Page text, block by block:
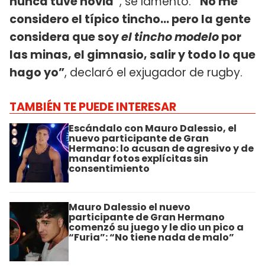
considero el típico tincho… pero la gente
considera que soyel tincho modelopor
las minas, el gimnasio, salir y todo lo que
hago yo”, declaró el exjugador de rugby.
TAMBIÉN TE PUEDE INTERESAR
Escándalo con Mauro Dalessio, el
nuevo participante de Gran
Hermano: lo acusan de agresivo y de
mandar fotos explícitas sin
consentimiento
Mauro Dalessio el nuevo
participante de Gran Hermano
comenzó su juego y le dio un pico a
“Furia”: “No tiene nada de malo”